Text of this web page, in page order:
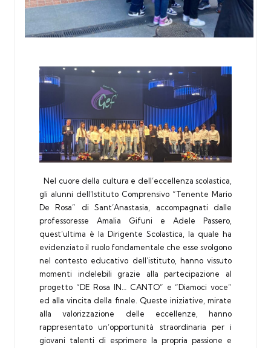
Nel cuore della cultura e dell’eccellenza scolastica,
gli alunni dell’Istituto Comprensivo “Tenente Mario
De Rosa” di Sant’Anastasia, accompagnati dalle
professoresse Amalia Gifuni e Adele Passero,
quest’ultima è la Dirigente Scolastica, la quale ha
evidenziato il ruolo fondamentale che esse svolgono
nel contesto educativo dell’istituto, hanno vissuto
momenti indelebili grazie alla partecipazione al
progetto “DE Rosa IN… CANTO” e “Diamoci voce”
ed alla vincita della finale. Queste iniziative, mirate
alla valorizzazione delle eccellenze, hanno
rappresentato un’opportunità straordinaria per i
giovani talenti di esprimere la propria passione e